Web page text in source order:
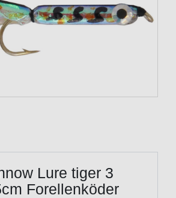
Lure tiger 3
Forellenköder